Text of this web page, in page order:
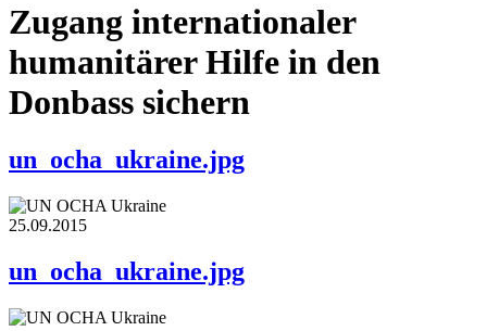
Zugang internationaler
humanitärer Hilfe in den
Donbass sichern
un_ocha_ukraine.jpg
25.09.2015
un_ocha_ukraine.jpg